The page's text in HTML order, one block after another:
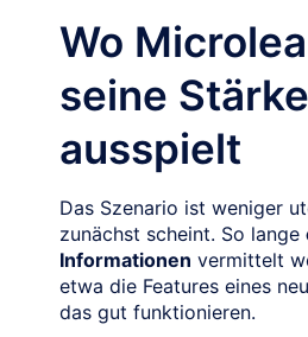
Wo
seine
ausspielt
Das Szenario ist weniger
zunächst scheint. So lange
Informationen vermittelt
etwa die Features eines
das gut funktionieren.